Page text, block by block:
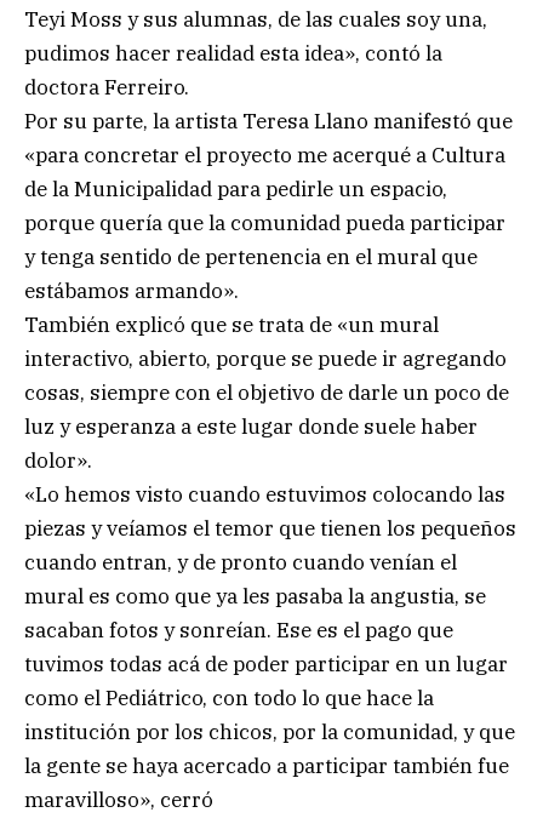
Teyi Moss y sus alumnas, de las cuales soy una,
pudimos hacer realidad esta idea», contó la
doctora Ferreiro.
Por su parte, la artista Teresa Llano manifestó que
«para concretar el proyecto me acerqué a Cultura
de la Municipalidad para pedirle un espacio,
porque quería que la comunidad pueda participar
y tenga sentido de pertenencia en el mural que
estábamos armando».
También explicó que se trata de «un mural
interactivo, abierto, porque se puede ir agregando
cosas, siempre con el objetivo de darle un poco de
luz y esperanza a este lugar donde suele haber
dolor».
«Lo hemos visto cuando estuvimos colocando las
piezas y veíamos el temor que tienen los pequeños
cuando entran, y de pronto cuando venían el
mural es como que ya les pasaba la angustia, se
sacaban fotos y sonreían. Ese es el pago que
tuvimos todas acá de poder participar en un lugar
como el Pediátrico, con todo lo que hace la
institución por los chicos, por la comunidad, y que
la gente se haya acercado a participar también fue
maravilloso», cerró